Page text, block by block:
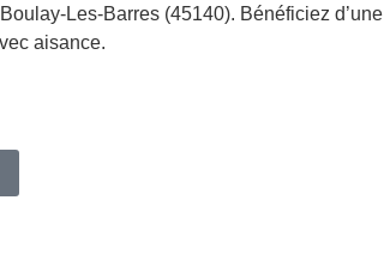
Boulay-Les-Barres (45140). Bénéficiez d’une
aisance.